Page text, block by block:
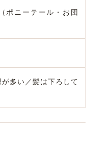
ポニーテール・お団
多い／髪は下ろして